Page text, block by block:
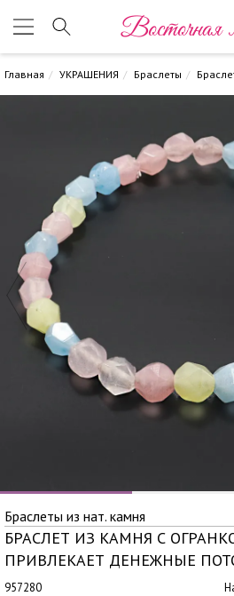
Восточная
Главная УКРАШЕНИЯ Браслеты
Браслеты из нат. камня
БРАСЛЕТ ИЗ КАМНЯ С
ПРИВЛЕКАЕТ ДЕНЕЖНЫЕ
957280